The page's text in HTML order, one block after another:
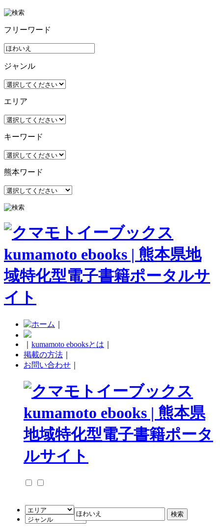
フリーワード
ジャンル
エリア
キーワード
熊本ワード
kumamoto ebooksとは
掲載の方法
お問い合わせ